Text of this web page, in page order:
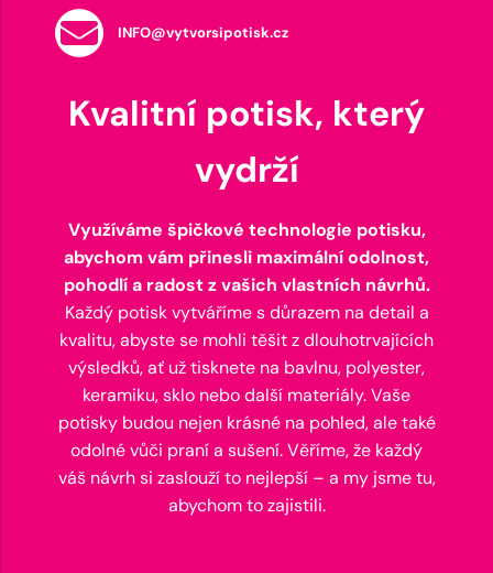
INFO@vytvorsipotisk.cz
Kvalitní potisk, který
vydrží
Využíváme špičkové technologie potisku,
abychom vám přinesli maximální odolnost,
pohodlí a radost z vašich vlastních návrhů.
Každý potisk vytváříme s důrazem na detail a
kvalitu, abyste se mohli těšit z dlouhotrvajících
výsledků, ať už tisknete na bavlnu, polyester,
keramiku, sklo nebo další materiály. Vaše
potisky budou nejen krásné na pohled, ale také
odolné vůči praní a sušení. Věříme, že každý
váš návrh si zaslouží to nejlepší – a my jsme tu,
abychom to zajistili.